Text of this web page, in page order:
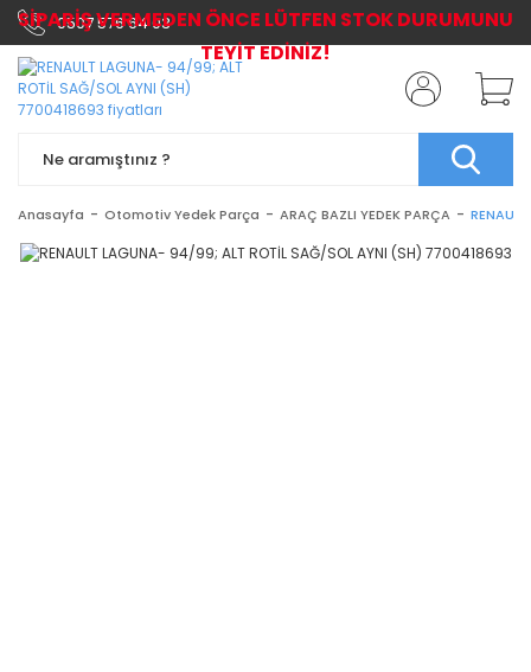
0507 576 64 03
Anasayfa Otomotiv Yedek Parça ARAÇ BAZLI YEDEK PARÇA
SİPARİŞ VERMEDEN ÖNCE LÜTFEN STOK DURUMUNU
TEYİT EDİNİZ!